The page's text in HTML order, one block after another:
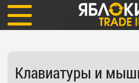
Аксессуары Клавиатуры
Клавиатуры и